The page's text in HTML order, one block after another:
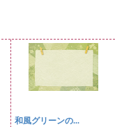
和風グリーンの...